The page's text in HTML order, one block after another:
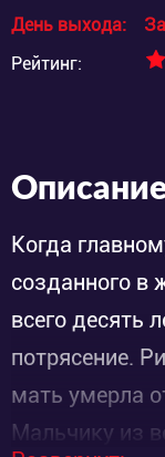
День выхода:
Рейтинг:
Когда
созданного в
всего десять
потрясение.
мать умерла
Мальчику из